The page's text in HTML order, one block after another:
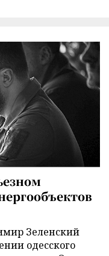
Зеленский
одесского